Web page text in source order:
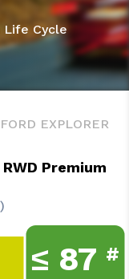
Life Cycle
FORD EXPLORER
RWD Premium
≤ 87 #